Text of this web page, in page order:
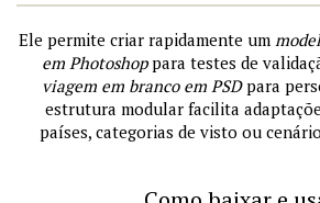
Ele permite criar rapidamente um
em Photoshoppara testes de
viagem em branco em PSDpara
estrutura modular facilita
países, categorias de visto ou